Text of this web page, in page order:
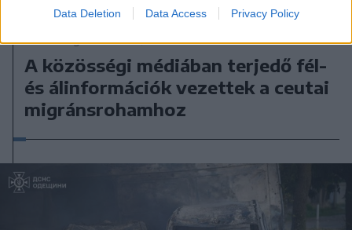
Data Deletion Data Access Privacy Policy
2026. augusztus 05., szerda
A közösségi médiában terjedő fél-
és álinformációk vezettek a ceutai
migránsrohamhoz